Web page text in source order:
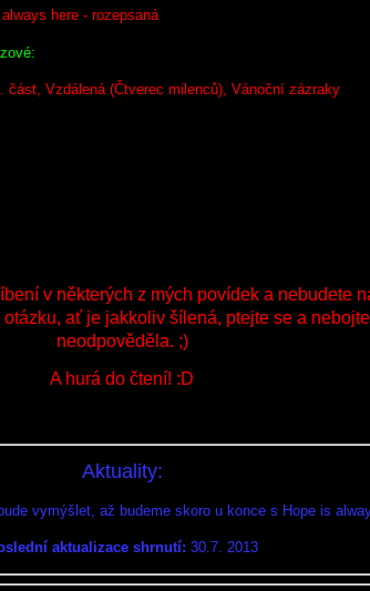
here - rozepsaná
Vzdálená (Čtverec milenců), Vánoční zázraky
v některých z mých povídek a nebudete
ať je jakkoliv šílená, ptejte se a
neodpověděla. ;)
A hurá do čtení! :D
Aktuality:
vymýšlet, až budeme skoro u konce s Hope is
aktualizace shrnutí: 30.7. 2013